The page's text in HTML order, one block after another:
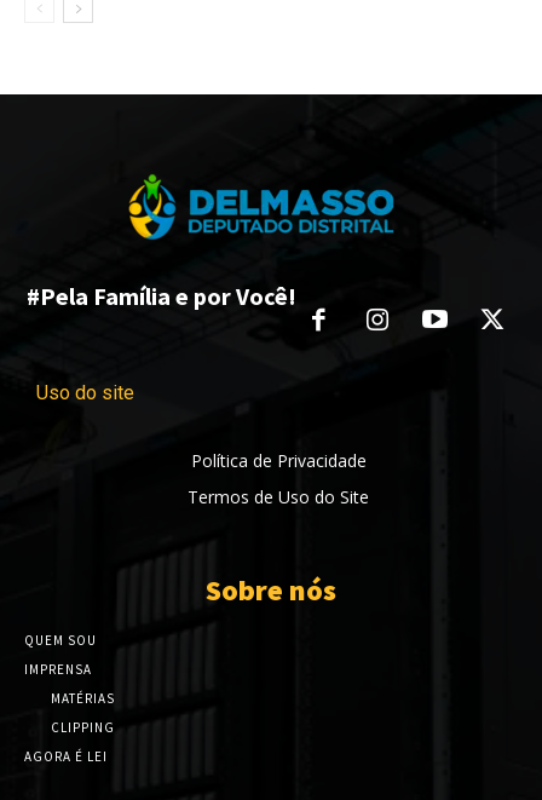
#Pela Família e por Você!
Uso do site
Política de Privacidade
Termos de Uso do Site
Sobre nós
QUEM SOU
IMPRENSA
MATÉRIAS
CLIPPING
AGORA É LEI